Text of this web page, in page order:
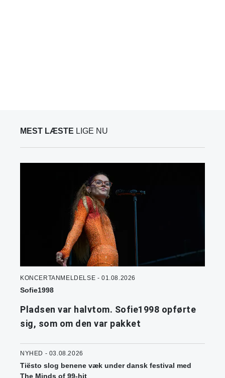
MEST LÆSTE LIGE NU
KONCERTANMELDELSE - 01.08.2026
Sofie1998
Pladsen var halvtom. Sofie1998 opførte
sig, som om den var pakket
NYHED - 03.08.2026
Tiësto slog benene væk under dansk festival med
The Minds of 99-hit